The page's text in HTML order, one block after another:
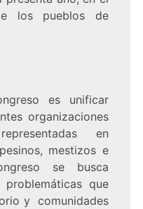
los pueblos de
es unificar
organizaciones
en
mestizos e
se busca
que
y comunidades